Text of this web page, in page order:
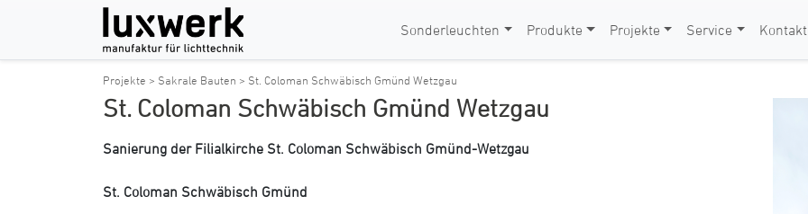
Sonderleuchten Produkte Projekte Service Kontakt
Projekte > Sakrale Bauten > St. Coloman Schwäbisch Gmünd Wetzgau
St. Coloman Schwäbisch Gmünd Wetzgau
Sanierung der Filialkirche St. Coloman Schwäbisch Gmünd-Wetzgau
St. Coloman Schwäbisch Gmünd